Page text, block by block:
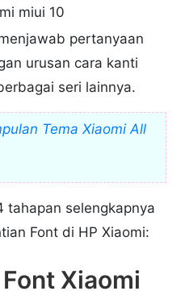
miui 10
pertanyaan
urusan cara kanti
seri lainnya.
Tema Xiaomi All
tahapan selengkapnya
Font di HP Xiaomi:
Xiaomi